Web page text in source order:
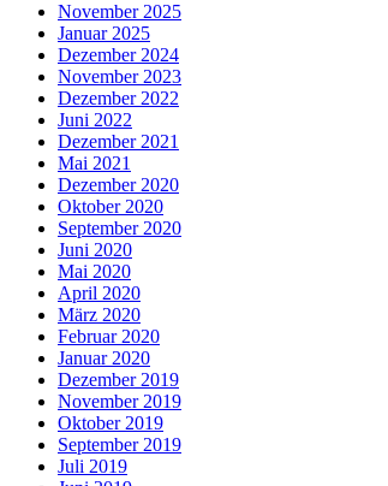
November 2025
Januar 2025
Dezember 2024
November 2023
Dezember 2022
Juni 2022
Dezember 2021
Mai 2021
Dezember 2020
Oktober 2020
September 2020
Juni 2020
Mai 2020
April 2020
März 2020
Februar 2020
Januar 2020
Dezember 2019
November 2019
Oktober 2019
September 2019
Juli 2019